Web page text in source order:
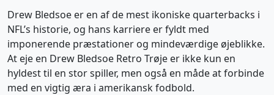
Drew Bledsoe er en af de mest ikoniske quarterbacks i
NFL’s historie, og hans karriere er fyldt med
imponerende præstationer og mindeværdige øjeblikke.
At eje en Drew Bledsoe Retro Trøje er ikke kun en
hyldest til en stor spiller, men også en måde at forbinde
med en vigtig æra i amerikansk fodbold.